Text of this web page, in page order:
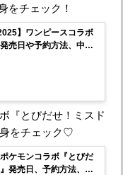
をチェック！
】ワンピースコラボ
売日や予約方法、中身
『とびだせ！ミスド
をチェック♡
ケモンコラボ『とびだ
発売日、予約方法、中